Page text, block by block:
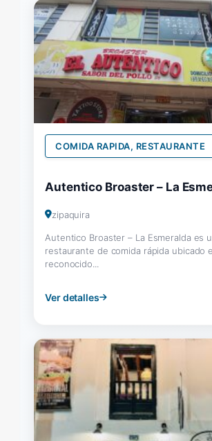
COMIDA RAPIDA, RESTAURANTE
Autentico Broaster – La
zipaquira
Autentico Broaster – La Esmeralda es
restaurante de comida rápida ubicado
reconocido...
Ver detalles